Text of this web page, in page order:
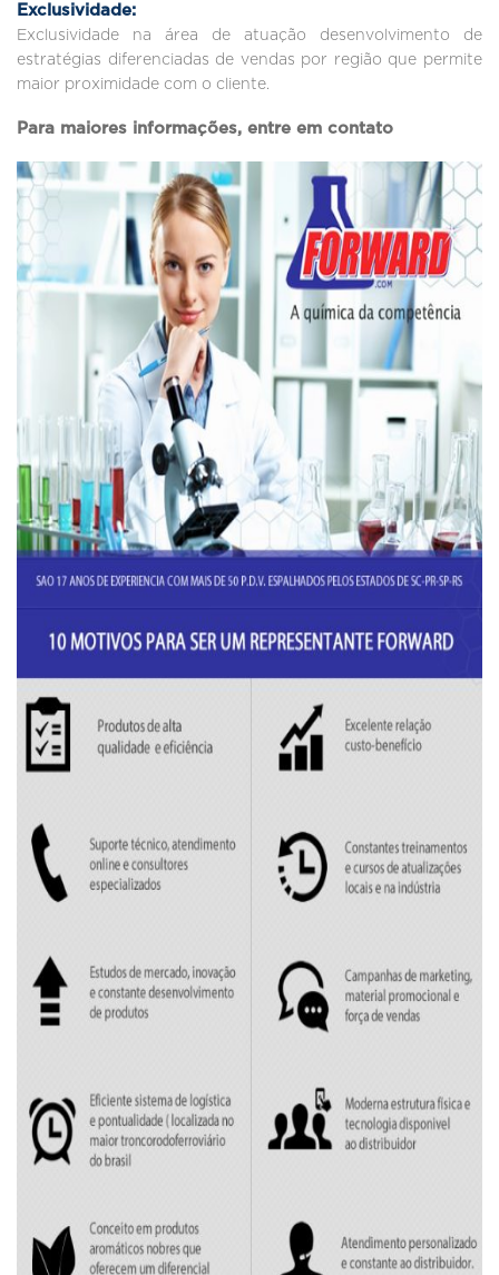
Exclusividade:
Exclusividade na área de atuação desenvolvimento de
estratégias diferenciadas de vendas por região que permite
maior proximidade com o cliente.
Para maiores informações, entre em contato